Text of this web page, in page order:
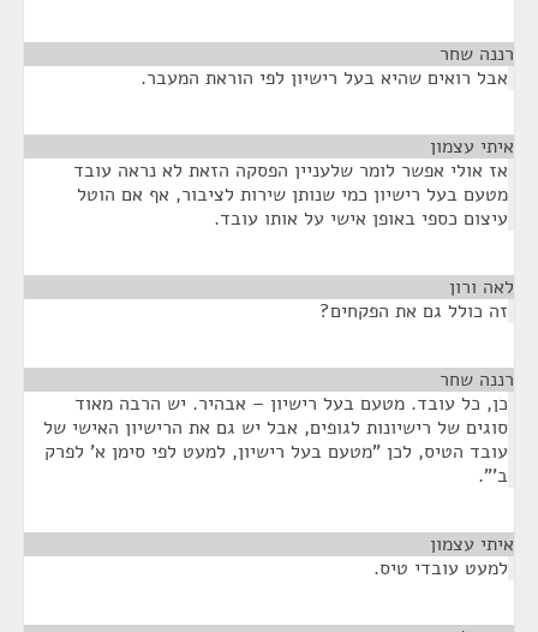
רננה שחר
אבל רואים שהיא בעל רישיון לפי הוראת המעבר.
איתי עצמון
אז אולי אפשר לומר שלעניין הפסקה הזאת לא נראה עובד
מטעם בעל רישיון כמי שנותן שירות לציבור, אף אם הוטל
עיצום כספי באופן אישי על אותו עובד.
לאה ורון
זה כולל גם את הפקחים?
רננה שחר
כן, כל עובד. מטעם בעל רישיון – אבהיר. יש הרבה מאוד
סוגים של רישיונות לגופים, אבל יש גם את הרישיון האישי של
עובד הטיס, לכן "מטעם בעל רישיון, למעט לפי סימן א' לפרק
ב'".
איתי עצמון
למעט עובדי טיס.